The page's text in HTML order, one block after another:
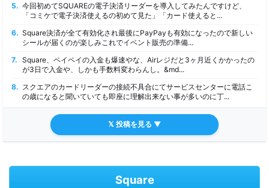
5. 今回初めてSQUAREの電子決済リーダーを導入してみたんですけど、
「コミケで電子決済使えるの初めて見た」「カード使えると...
6. Square決済が全て有効化され最後にPayPayも有効になったので新しい
シールが届くのが楽しみこれでイベント販売の準備...
7. Square、ペイペイの入金も爆速やな、Airレジだと3ヶ月近くかかったの
が3日で入金や、しかも手数料変わらんし。&md...
8. スクエアのカードリーダーの接続不具合にてサービスセンターに電話こ
の歳になると聞いていても即座に理解出来ない事が多いのに丁...
𝕏 投稿を見る ▼
Square